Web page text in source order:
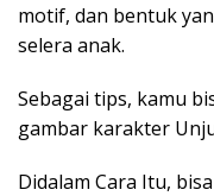
motif, dan bentuk
selera anak.
Sebagai tips, kamu
gambar karakter
Didalam Cara Itu,